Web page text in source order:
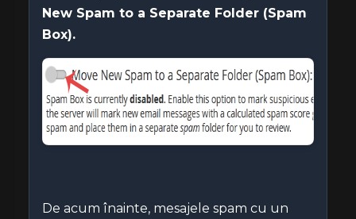
New Spam to a Separate Folder (Spam
Box).
De acum înainte, mesajele spam cu un